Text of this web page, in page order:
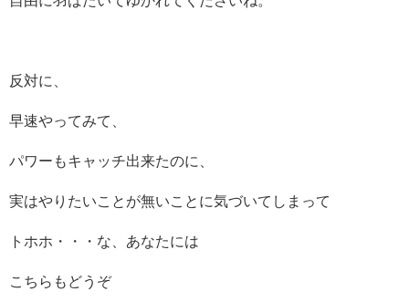
反対に、
早速やってみて、
パワーもキャッチ出来たのに、
実はやりたいことが無いことに気づいてしまって
トホホ・・・な、あなたには
こちらもどうぞ